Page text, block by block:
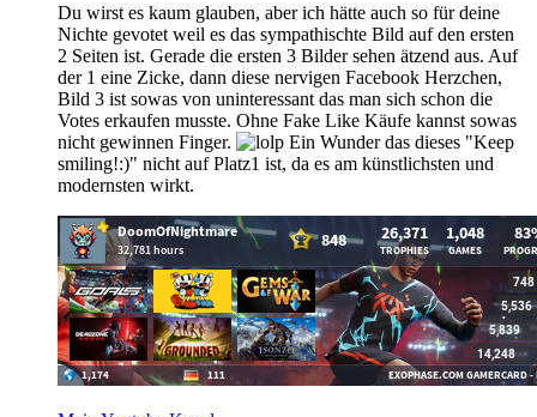
Du wirst es kaum glauben, aber ich hätte auch so für deine
Nichte gevotet weil es das sympathischte Bild auf den ersten
2 Seiten ist. Gerade die ersten 3 Bilder sehen ätzend aus. Auf
der 1 eine Zicke, dann diese nervigen Facebook Herzchen,
Bild 3 ist sowas von uninteressant das man sich schon die
Votes erkaufen musste. Ohne Fake Like Käufe kannst sowas
nicht gewinnen Finger.
Ein Wunder das dieses "Keep
smiling!:)" nicht auf Platz1 ist, da es am künstlichsten und
modernsten wirkt.